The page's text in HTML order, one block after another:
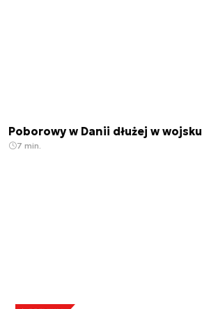
Poborowy w Danii dłużej w wojsku
7 min.